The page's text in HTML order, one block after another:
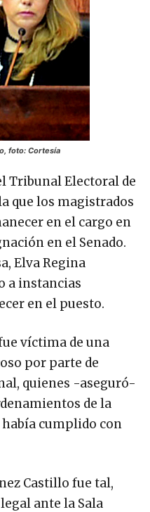
foto: Cortesía
Tribunal Electoral de
que los magistrados
en el cargo en
en el Senado.
Elva Regina
a instancias
en el puesto.
víctima de una
por parte de
quienes -aseguró-
de la
había cumplido con
Castillo fue tal,
ante la Sala